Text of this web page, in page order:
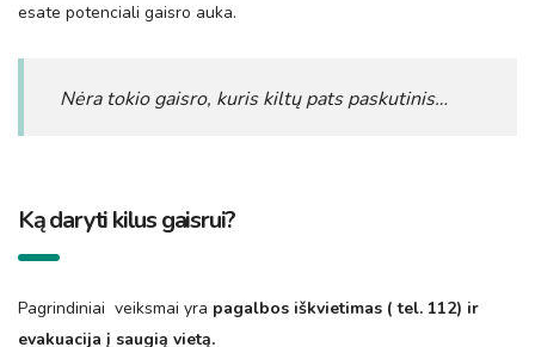
esate potenciali gaisro auka.
Nėra tokio gaisro, kuris kiltų pats paskutinis…
Ką daryti kilus gaisrui?
Pagrindiniai veiksmai yra pagalbos iškvietimas ( tel. 112) ir
evakuacija į saugią vietą.